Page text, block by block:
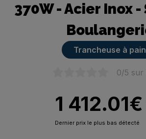
370W - Acier Inox
Trancheuse à pain
0/5 sur
1 412.01€
Dernier prix le plus bas détecté